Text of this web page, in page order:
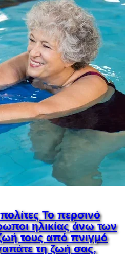
Το περσινό
ηλικίας άνω των
τους από πνιγμό
τη ζωή σας,